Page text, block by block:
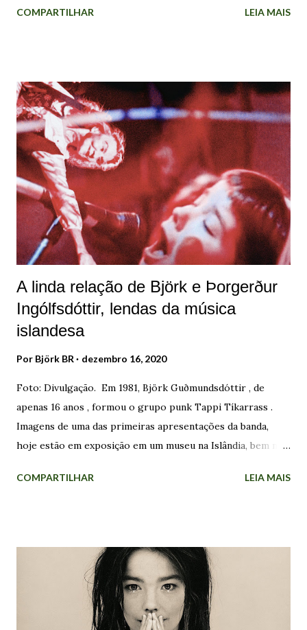
terapêutico. A razão pela qual decidi fazer foi que eu estava
pessoa fará!". A cantora explicou que os documentários
feitos sobre artistas mulheres são "realmente injustos, às
vezes", que muitas vezes são "apenas uma lista de seus
namorados e ficam dizendo: "Ah, eles tiveram uma vida feliz"
se tiverem tido um casamento. Mas se não tiver sido o caso,
então a vida delas foi um fracasso. Com os homens, eles não
fazem nada disso". A intenção de Björk com os episódios é
"dar importância ao meu trabalho" e ...
COMPARTILHAR LEIA MAIS
A linda relação de Björk e Þorgerður
Ingólfsdóttir, lendas da música
islandesa
Por Björk BR dezembro 16, 2020
Foto: Divulgação. Em 1981, Björk Guðmundsdóttir , de
apenas 16 anos , formou o grupo punk Tappi Tíkarrass .
Imagens de uma das primeiras apresentações da banda,
hoje estão em exposição em um museu na Islândia, bem no
microfone vestida como uma boneca de porcelana. As
Laugardalshöll, abrindo espaço para uma subcultura com a
qual dezenas de jovens encontraram sua identidade.
Enquanto o Tappi Tíkarrass atuava na cena underground ,
Björk começou a cantar com um outro grupo de jovens. O
COMPARTILHAR LEIA MAIS